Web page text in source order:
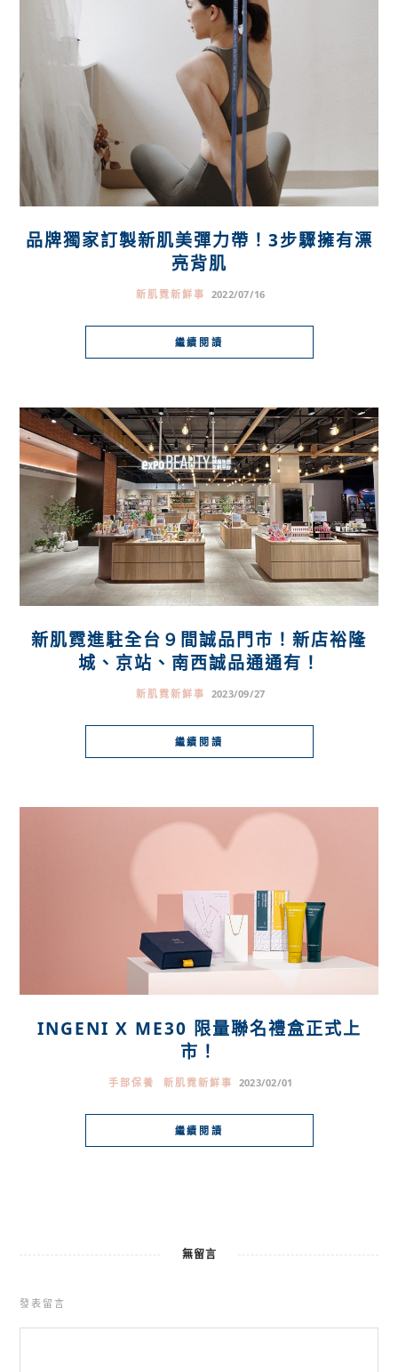
品牌獨家訂製新肌美彈力帶！3步驟擁有漂
亮背肌
新肌霓新鮮事 2022/07/16
繼續閱讀
新肌霓進駐全台９間誠品門市！新店裕隆
城、京站、南西誠品通通有！
新肌霓新鮮事 2023/09/27
繼續閱讀
INGENI X ME30 限量聯名禮盒正式上
市！
手部保養 新肌霓新鮮事 2023/02/01
繼續閱讀
無留言
發表留言